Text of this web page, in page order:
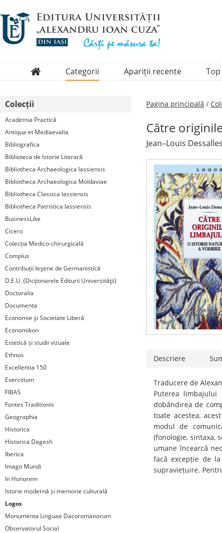
Categorii Apariții recente Top
Colecții
Academia Practică
Antiqua et Mediaevalia
Bibliografica
Biblioteca de Istorie Literară
Bibliotheca Archaeologica Iassiensis
Bibliotheca Archaeologica Moldaviae
Bibliotheca Classica Iassiensis
Bibliotheca Patristica Iassiensis
BusinessLike
Cicero
Colecția Medico-chirurgicală
Complus
Contribuţii Ieşene de Germanistică
D.E.U. (Dicţionarele Editurii Universităţii)
Doctoralia
Documenta
Economie şi Societate Liberă
Economikon
Estetică și studii vizuale
Ethnos
Excellentia 150
Exercitium
FIBAS
Fontes Traditionis
Geographia
Historica
Historica Dagesh
Iberica
Imago Mundi
In Honorem
Istorie modernă și memorie culturală
Logos
Monumenta Linguae Dacoromanorum
Observatorul Social
Pagina principală /
Către
Jean–Louis
Descriere
Traducere de
Puterea
dobândirea de
toate acestea,
modul de
(fonologie, sintaxa,
umane încearcă
facă excepție de
supraviețuire.